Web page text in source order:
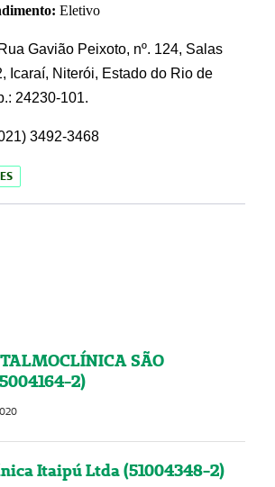
Eletivo
Rua Gavião Peixoto, nº. 124, Salas
Icaraí, Niterói, Estado do Rio de
24230-101.
3492-3468
SÃO
2)
Itaipú Ltda (51004348-2)